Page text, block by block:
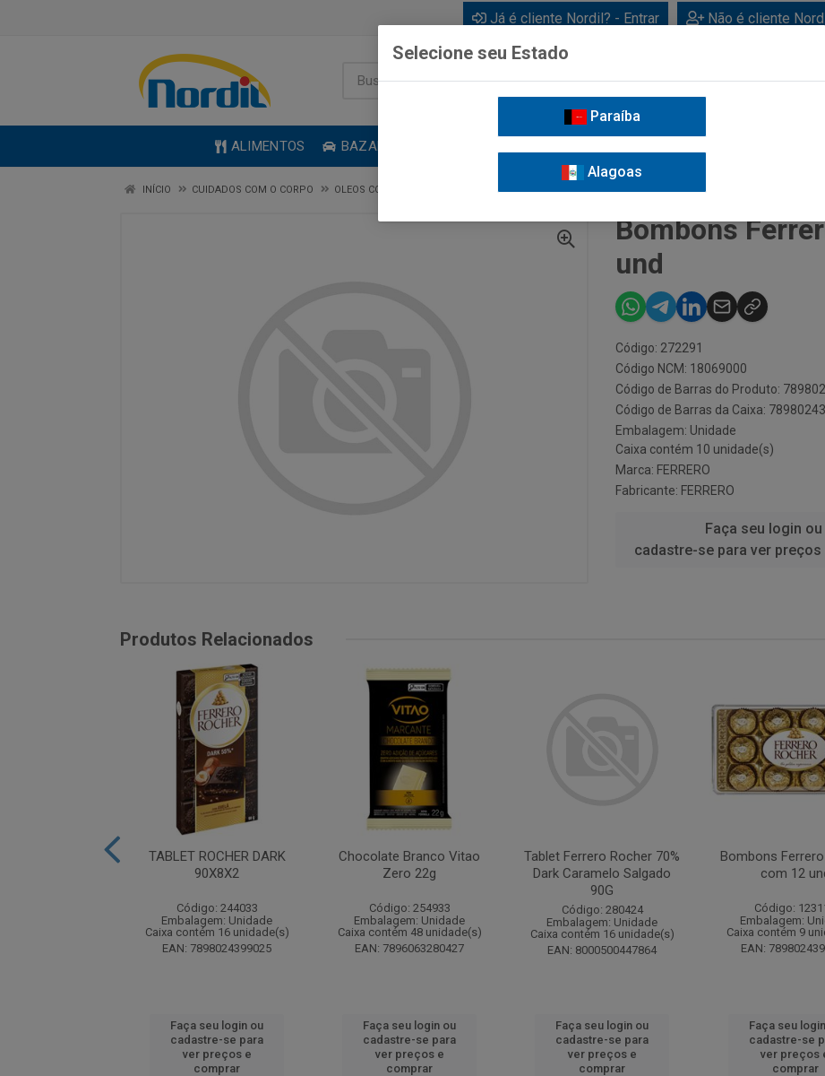
Já é cliente Nordil? - Entrar Não é cliente
ALIMENTOS BAZAR
INÍCIO CUIDADOS COM O CORPO OLEOS CORPORAIS BOMBONS FERRERO ROCHER COM 10 UND
Bombons
und
Código: 272291
Código NCM: 18069000
Código de Barras do Produto:
Código de Barras da Caixa:
Embalagem: Unidade
Caixa contém 10 unidade(s)
Marca: FERRERO
Fabricante: FERRERO
Faça seu login ou
cadastre-se para ver
Produtos Relacionados
TABLET ROCHER DARK
90X8X2
Código: 244033
Embalagem: Unidade
Caixa contém 16 unidade(s)
EAN: 7898024399025
Faça seu login ou
cadastre-se para
ver preços e
comprar
Chocolate Branco Vitao
Zero 22g
Código: 254933
Embalagem: Unidade
Caixa contém 48 unidade(s)
EAN: 7896063280427
Faça seu login ou
cadastre-se para
ver preços e
comprar
Tablet Ferrero Rocher 70%
Dark Caramelo Salgado
90G
Código: 280424
Embalagem: Unidade
Caixa contém 16 unidade(s)
EAN: 8000500447864
Faça seu login ou
cadastre-se para
ver preços e
comprar
Bombons
com 12
Código:
Embalagem:
Caixa contém 9
EAN:
Faça seu
cadastre-se
ver preços
comprar
Selecione seu Estado
Paraíba
Alagoas